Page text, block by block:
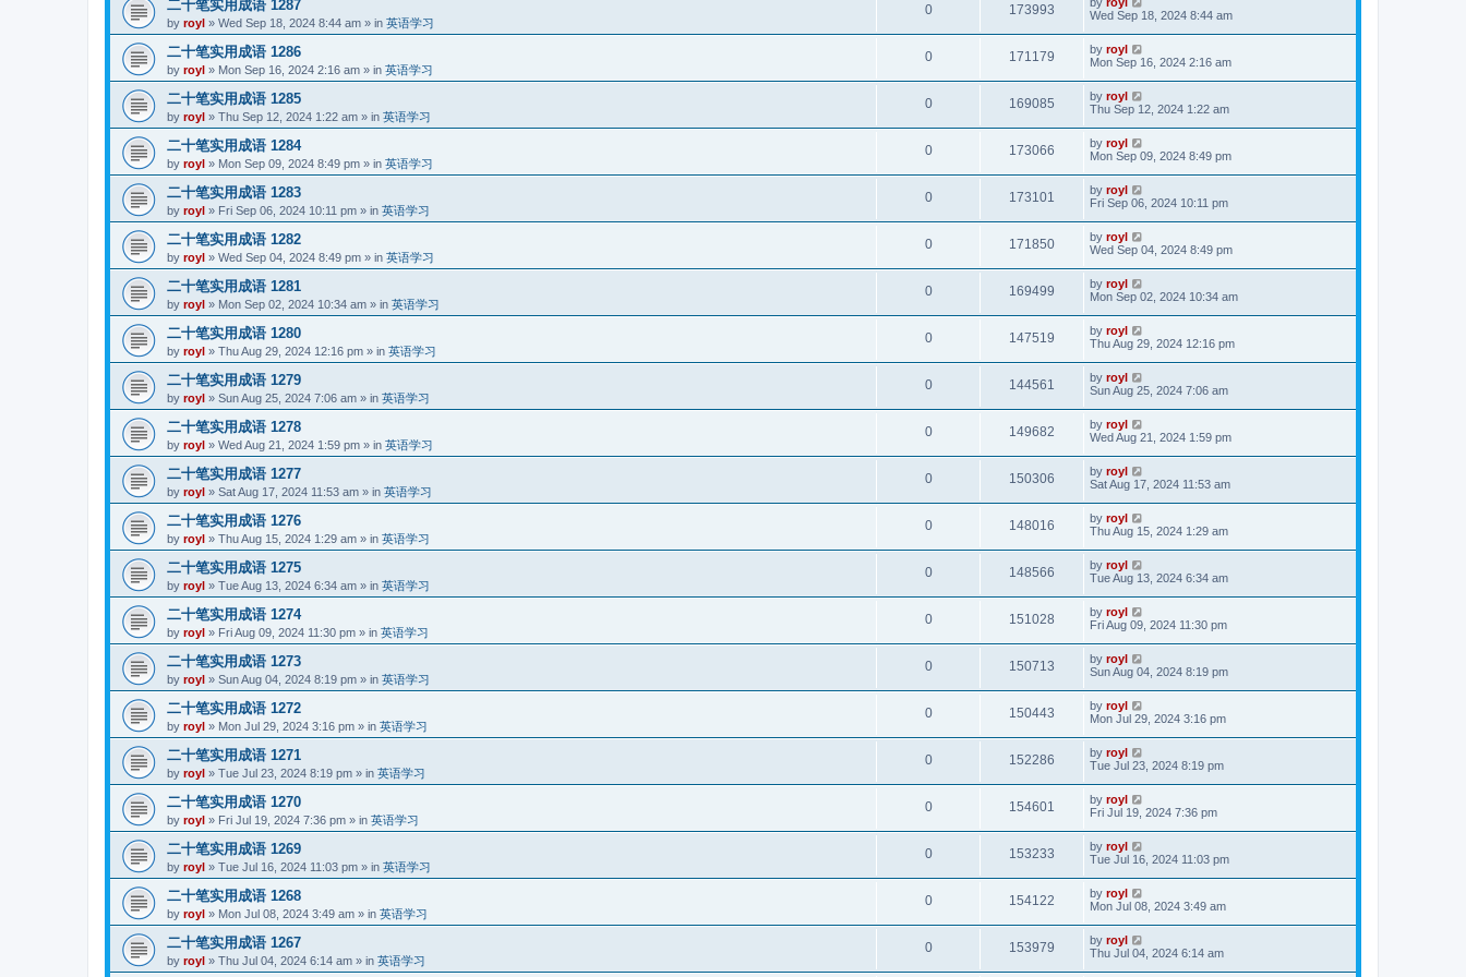
二十笔实用成语 1287
by royl » Wed Sep 18, 2024 8:44 am » in 英语学习
0 173993
Wed Sep 18, 2024 8:44 am
二十笔实用成语 1286
by royl » Mon Sep 16, 2024 2:16 am » in 英语学习
0 171179 by royl
Mon Sep 16, 2024 2:16 am
二十笔实用成语 1285
by royl » Thu Sep 12, 2024 1:22 am » in 英语学习
0 169085 by royl
Thu Sep 12, 2024 1:22 am
二十笔实用成语 1284
by royl » Mon Sep 09, 2024 8:49 pm » in 英语学习
0 173066 by royl
Mon Sep 09, 2024 8:49 pm
二十笔实用成语 1283
by royl » Fri Sep 06, 2024 10:11 pm » in 英语学习
0 173101 by royl
Fri Sep 06, 2024 10:11 pm
二十笔实用成语 1282
by royl » Wed Sep 04, 2024 8:49 pm » in 英语学习
0 171850 by royl
Wed Sep 04, 2024 8:49 pm
二十笔实用成语 1281
by royl » Mon Sep 02, 2024 10:34 am » in 英语学习
0 169499 by royl
Mon Sep 02, 2024 10:34 am
二十笔实用成语 1280
by royl » Thu Aug 29, 2024 12:16 pm » in 英语学习
0 147519 by royl
Thu Aug 29, 2024 12:16 pm
二十笔实用成语 1279
by royl » Sun Aug 25, 2024 7:06 am » in 英语学习
0 144561 by royl
Sun Aug 25, 2024 7:06 am
二十笔实用成语 1278
by royl » Wed Aug 21, 2024 1:59 pm » in 英语学习
0 149682 by royl
Wed Aug 21, 2024 1:59 pm
二十笔实用成语 1277
by royl » Sat Aug 17, 2024 11:53 am » in 英语学习
0 150306 by royl
Sat Aug 17, 2024 11:53 am
二十笔实用成语 1276
by royl » Thu Aug 15, 2024 1:29 am » in 英语学习
0 148016 by royl
Thu Aug 15, 2024 1:29 am
二十笔实用成语 1275
by royl » Tue Aug 13, 2024 6:34 am » in 英语学习
0 148566 by royl
Tue Aug 13, 2024 6:34 am
二十笔实用成语 1274
by royl » Fri Aug 09, 2024 11:30 pm » in 英语学习
0 151028 by royl
Fri Aug 09, 2024 11:30 pm
二十笔实用成语 1273
by royl » Sun Aug 04, 2024 8:19 pm » in 英语学习
0 150713 by royl
Sun Aug 04, 2024 8:19 pm
二十笔实用成语 1272
by royl » Mon Jul 29, 2024 3:16 pm » in 英语学习
0 150443 by royl
Mon Jul 29, 2024 3:16 pm
二十笔实用成语 1271
by royl » Tue Jul 23, 2024 8:19 pm » in 英语学习
0 152286 by royl
Tue Jul 23, 2024 8:19 pm
二十笔实用成语 1270
by royl » Fri Jul 19, 2024 7:36 pm » in 英语学习
0 154601 by royl
Fri Jul 19, 2024 7:36 pm
二十笔实用成语 1269
by royl » Tue Jul 16, 2024 11:03 pm » in 英语学习
0 153233 by royl
Tue Jul 16, 2024 11:03 pm
二十笔实用成语 1268
by royl » Mon Jul 08, 2024 3:49 am » in 英语学习
0 154122 by royl
Mon Jul 08, 2024 3:49 am
二十笔实用成语 1267
by royl » Thu Jul 04, 2024 6:14 am » in 英语学习
0 153979 by royl
Thu Jul 04, 2024 6:14 am